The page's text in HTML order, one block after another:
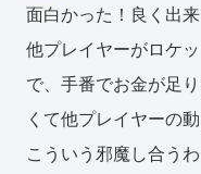
面白かった！良く出来
他プレイヤーがロケ
で、手番でお金が足
くて他プレイヤーの
こういう邪魔し合う